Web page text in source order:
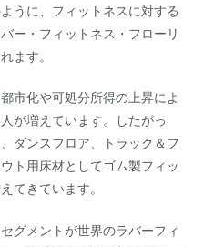
うに、フィットネスに対する
ー・フィットネス・フローリ
ます。
市化や可処分所得の上昇によ
が増えています。したがっ
ダンスフロア、トラック＆フ
ト用床材としてゴム製フィッ
てきています。
グメントが世界のラバーフィ